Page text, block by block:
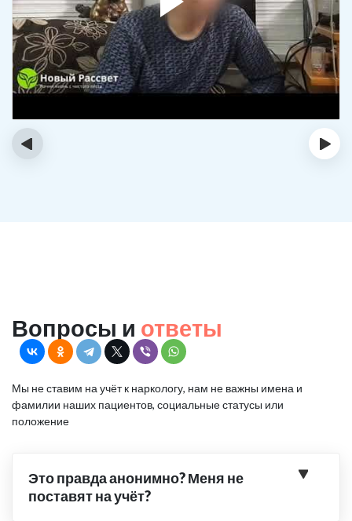
‹ ›
Вопросы и ответы
Мы не ставим на учёт к наркологу, нам не важны имена и
фамилии наших пациентов, социальные статусы или
положение
Это правда анонимно? Меня не
поставят на учёт?